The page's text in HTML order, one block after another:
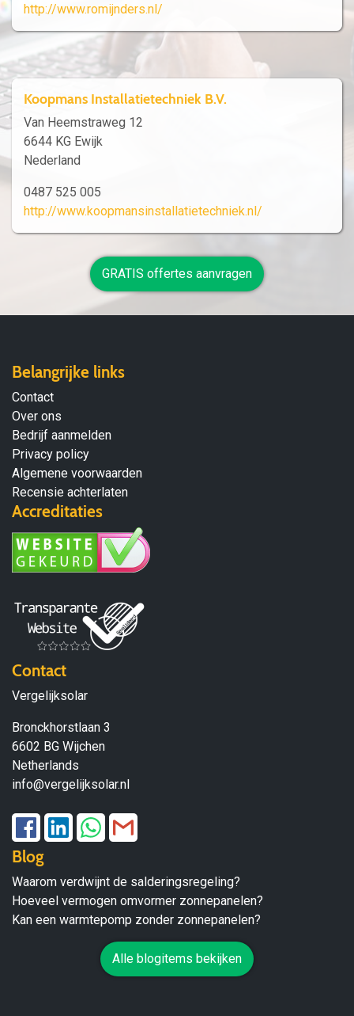
http://www.romijnders.nl/
Koopmans Installatietechniek B.V.
Van Heemstraweg 12
6644 KG Ewijk
Nederland
0487 525 005
http://www.koopmansinstallatietechniek.nl/
GRATIS offertes aanvragen
Belangrijke links
Contact
Over ons
Bedrijf aanmelden
Privacy policy
Algemene voorwaarden
Recensie achterlaten
Accreditaties
Contact
Vergelijksolar
Bronckhorstlaan 3
6602 BG Wijchen
Netherlands
info@vergelijksolar.nl
Blog
Waarom verdwijnt de salderingsregeling?
Hoeveel vermogen omvormer zonnepanelen?
Kan een warmtepomp zonder zonnepanelen?
Alle blogitems bekijken